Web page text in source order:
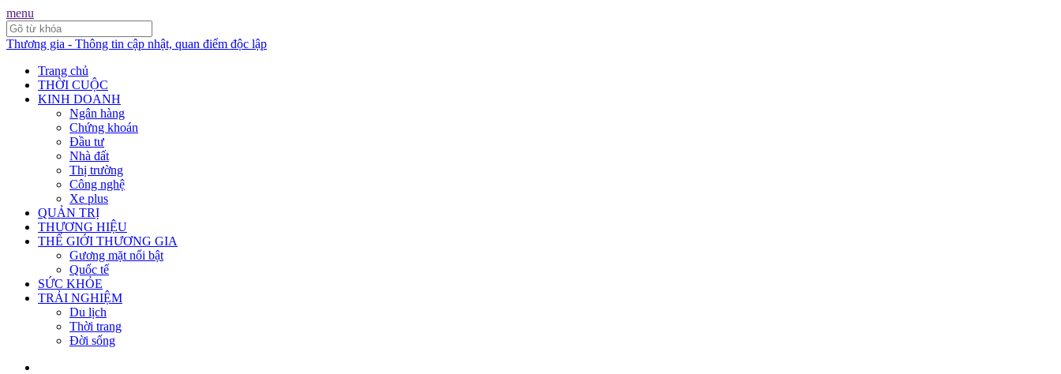
menu
Thương gia - Thông tin cập nhật, quan điểm độc lập
Trang chủ
THỜI CUỘC
KINH DOANH
Ngân hàng
Chứng khoán
Đầu tư
Nhà đất
Thị trường
Công nghệ
Xe plus
QUẢN TRỊ
THƯƠNG HIỆU
THẾ GIỚI THƯƠNG GIA
Gương mặt nổi bật
Quốc tế
SỨC KHỎE
TRẢI NGHIỆM
Du lịch
Thời trang
Đời sống